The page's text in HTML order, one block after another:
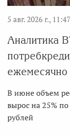
5 авг. 2026 г.,
Аналитика
ежемесячно
В июне объем
вырос на 25%
рублей